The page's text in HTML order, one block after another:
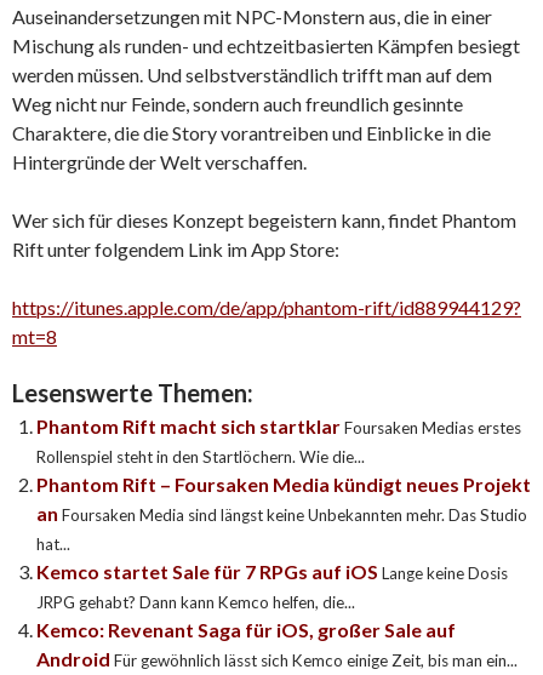
Auseinandersetzungen mit NPC-Monstern aus, die in einer
Mischung als runden- und echtzeitbasierten Kämpfen besiegt
werden müssen. Und selbstverständlich trifft man auf dem
Weg nicht nur Feinde, sondern auch freundlich gesinnte
Charaktere, die die Story vorantreiben und Einblicke in die
Hintergründe der Welt verschaffen.
Wer sich für dieses Konzept begeistern kann, findet Phantom
Rift unter folgendem Link im App Store:
https://itunes.apple.com/de/app/phantom-rift/id889944129?
mt=8
Lesenswerte Themen:
Phantom Rift macht sich startklarFoursaken Medias erstes
Rollenspiel steht in den Startlöchern. Wie die...
Phantom Rift – Foursaken Media kündigt neues Projekt
an Foursaken Media sind längst keine Unbekannten mehr. Das Studio
hat...
Kemco startet Sale für 7 RPGs auf iOS Lange keine Dosis
JRPG gehabt? Dann kann Kemco helfen, die...
Kemco: Revenant Saga für iOS, großer Sale auf
Android Für gewöhnlich lässt sich Kemco einige Zeit, bis man ein...